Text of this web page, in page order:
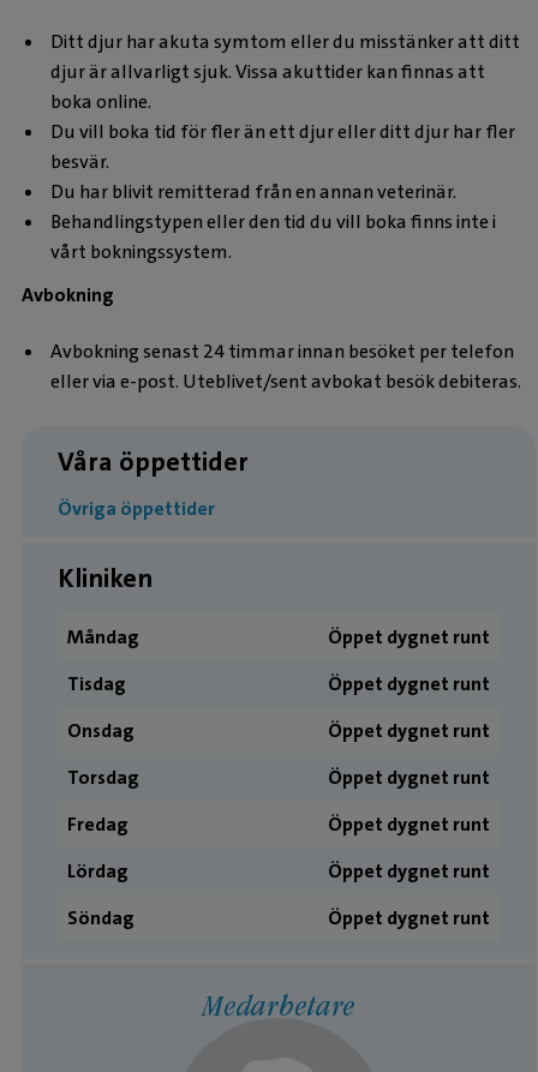
Ditt djur har akuta symtom eller du misstänker att ditt
djur är allvarligt sjuk. Vissa akuttider kan finnas att
boka online.
Du vill boka tid för fler än ett djur eller ditt djur har fler
besvär.
Du har blivit remitterad från en annan veterinär.
Behandlingstypen eller den tid du vill boka finns inte i
vårt bokningssystem.
Avbokning
Avbokning senast 24 timmar innan besöket per telefon
eller via e-post. Uteblivet/sent avbokat besök debiteras.
Våra öppettider
Övriga öppettider
Kliniken
Måndag
Öppet dygnet runt
Tisdag
Öppet dygnet runt
Onsdag
Öppet dygnet runt
Torsdag
Öppet dygnet runt
Fredag
Öppet dygnet runt
Lördag
Öppet dygnet runt
Söndag
Öppet dygnet runt
Medarbetare